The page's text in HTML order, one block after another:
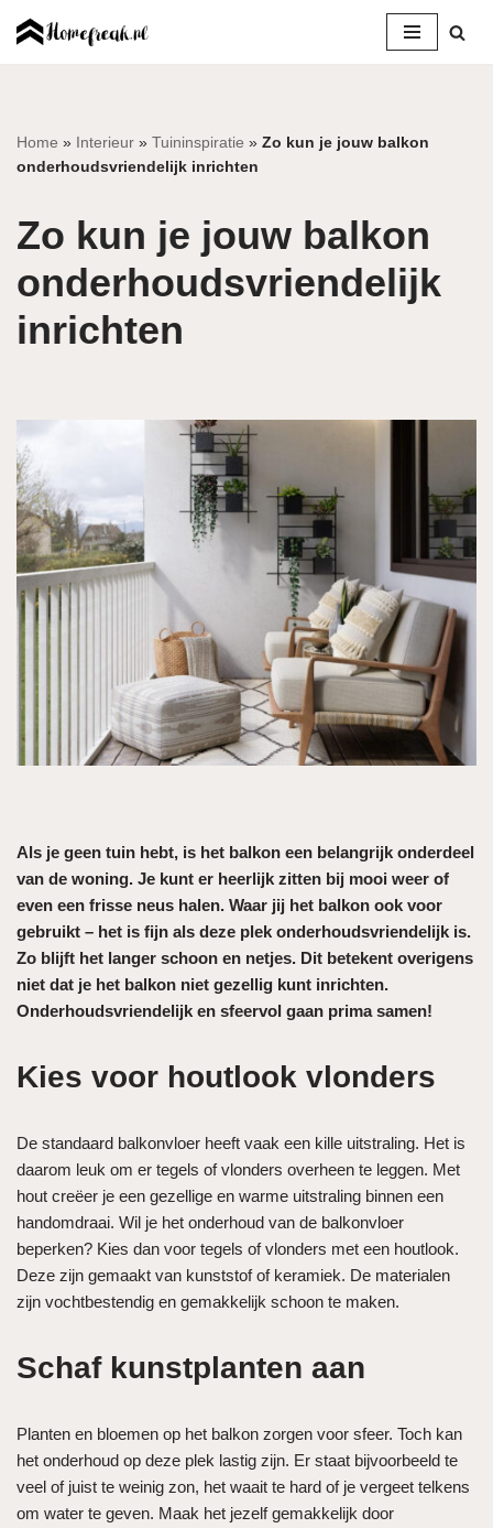
inhoud
Home » Interieur » Tuininspiratie » Zo kun je jouw balkon
onderhoudsvriendelijk inrichten
Zo kun je jouw balkon
onderhoudsvriendelijk
inrichten
Als je geen tuin hebt, is het balkon een belangrijk onderdeel
van de woning. Je kunt er heerlijk zitten bij mooi weer of
even een frisse neus halen. Waar jij het balkon ook voor
gebruikt – het is fijn als deze plek onderhoudsvriendelijk is.
Zo blijft het langer schoon en netjes. Dit betekent overigens
niet dat je het balkon niet gezellig kunt inrichten.
Onderhoudsvriendelijk en sfeervol gaan prima samen!
Kies voor houtlook vlonders
De standaard balkonvloer heeft vaak een kille uitstraling. Het is
daarom leuk om er tegels of vlonders overheen te leggen. Met
hout creëer je een gezellige en warme uitstraling binnen een
handomdraai. Wil je het onderhoud van de balkonvloer
beperken? Kies dan voor tegels of vlonders met een houtlook.
Deze zijn gemaakt van kunststof of keramiek. De materialen
zijn vochtbestendig en gemakkelijk schoon te maken.
Schaf kunstplanten aan
Planten en bloemen op het balkon zorgen voor sfeer. Toch kan
het onderhoud op deze plek lastig zijn. Er staat bijvoorbeeld te
veel of juist te weinig zon, het waait te hard of je vergeet telkens
om water te geven. Maak het jezelf gemakkelijk door